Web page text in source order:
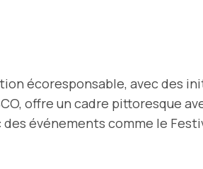
écoresponsable, avec des
offre un cadre pittoresque
événements comme le